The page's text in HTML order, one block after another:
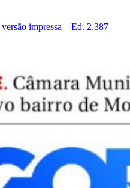
impressa – Ed. 2.387